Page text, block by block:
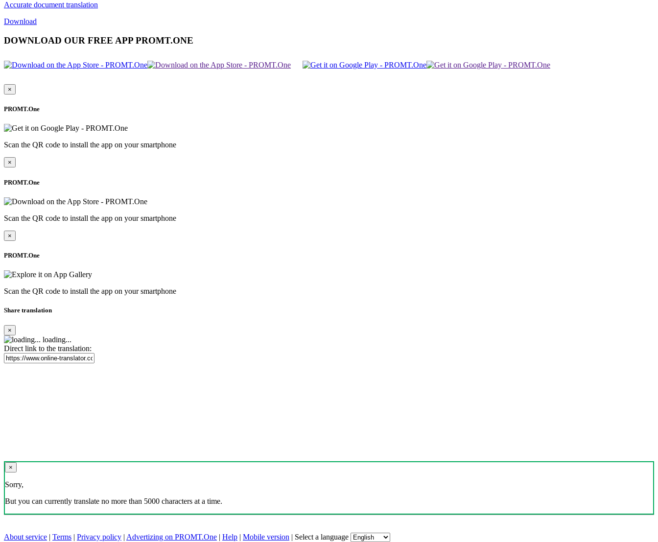
Accurate document translation
Download
DOWNLOAD OUR FREE APP PROMT.ONE
×
PROMT.One
Scan the QR code to install the app on your smartphone
×
PROMT.One
Scan the QR code to install the app on your smartphone
×
PROMT.One
Scan the QR code to install the app on your smartphone
Share translation
×
loading...
Direct link to the translation:
×
Sorry,
But you can currently translate no more than 5000 characters at a time.
About service | Terms | Privacy policy | Advertizing on PROMT.One | Help | Mobile version | Select a language